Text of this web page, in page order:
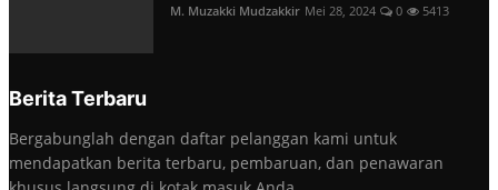
M. Muzakki Mudzakkir Mei 28, 2024 0 5413
Berita Terbaru
Bergabunglah dengan daftar pelanggan kami untuk
mendapatkan berita terbaru, pembaruan, dan penawaran